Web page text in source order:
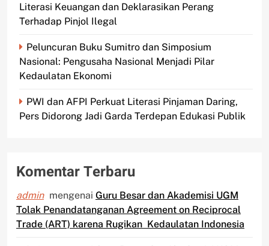
Literasi Keuangan dan Deklarasikan Perang
Terhadap Pinjol Ilegal
Peluncuran Buku Sumitro dan Simposium
Nasional: Pengusaha Nasional Menjadi Pilar
Kedaulatan Ekonomi
PWI dan AFPI Perkuat Literasi Pinjaman Daring,
Pers Didorong Jadi Garda Terdepan Edukasi Publik
Komentar Terbaru
admin mengenai Guru Besar dan Akademisi UGM
Tolak Penandatanganan Agreement on Reciprocal
Trade (ART) karena Rugikan Kedaulatan Indonesia